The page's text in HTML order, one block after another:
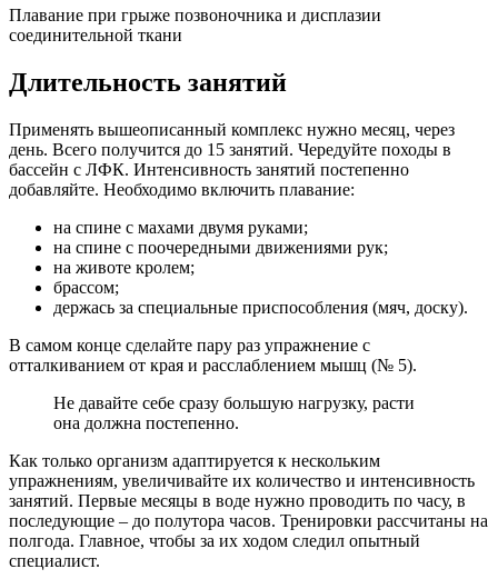
Плавание при грыже позвоночника и дисплазии
соединительной ткани
Длительность занятий
Применять вышеописанный комплекс нужно месяц, через
день. Всего получится до 15 занятий. Чередуйте походы в
бассейн с ЛФК. Интенсивность занятий постепенно
добавляйте. Необходимо включить плавание:
на спине с махами двумя руками;
на спине с поочередными движениями рук;
на животе кролем;
брассом;
держась за специальные приспособления (мяч, доску).
В самом конце сделайте пару раз упражнение с
отталкиванием от края и расслаблением мышц (№ 5).
Не давайте себе сразу большую нагрузку, расти
она должна постепенно.
Как только организм адаптируется к нескольким
упражнениям, увеличивайте их количество и интенсивность
занятий. Первые месяцы в воде нужно проводить по часу, в
последующие – до полутора часов. Тренировки рассчитаны на
полгода. Главное, чтобы за их ходом следил опытный
специалист.